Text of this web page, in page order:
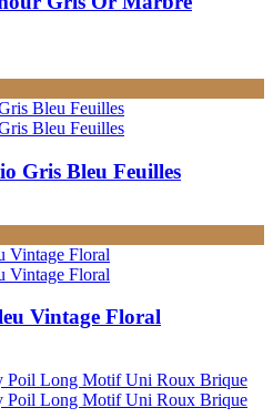
Gris Bleu Feuilles
Vintage Floral